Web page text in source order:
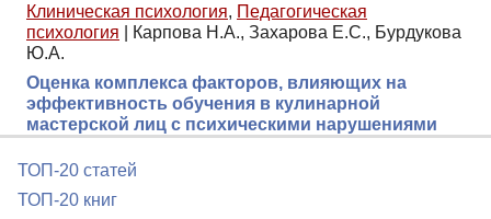
Клиническая психология, Педагогическая
психология
Карпова Н.А., Захарова Е.С., Бурдукова
Ю.А.
Оценка комплекса факторов, влияющих на
эффективность обучения в кулинарной
мастерской лиц с психическими нарушениями
ТОП-20 статей
ТОП-20 книг